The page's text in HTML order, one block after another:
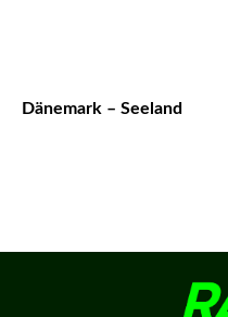
Dänemark – Seeland